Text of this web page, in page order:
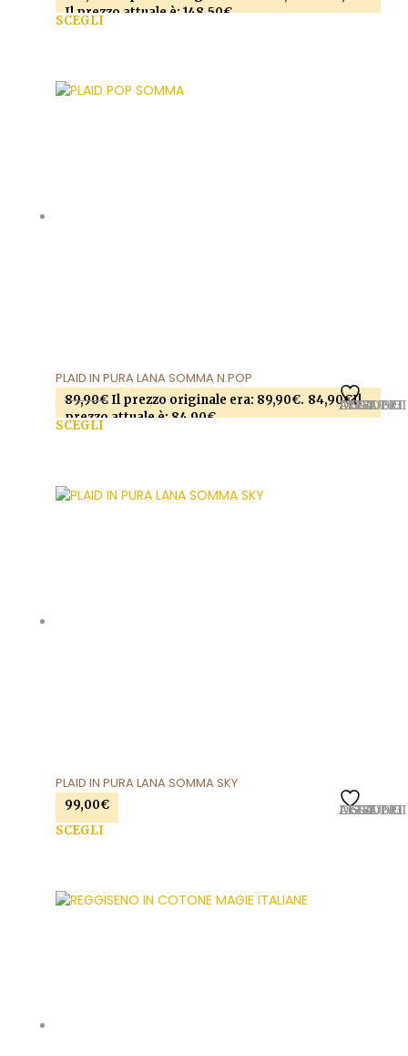
Il prezzo attuale è: 148,50€.
SCEGLI
AGGIUNGI ALLA LISTA DEI DESIDERI
PLAID IN PURA LANA SOMMA N.POP
89,90€ Il prezzo originale era: 89,90€. 84,90€Il
prezzo attuale è: 84,90€.
SCEGLI
AGGIUNGI ALLA LISTA DEI DESIDERI
PLAID IN PURA LANA SOMMA SKY
99,00€
SCEGLI